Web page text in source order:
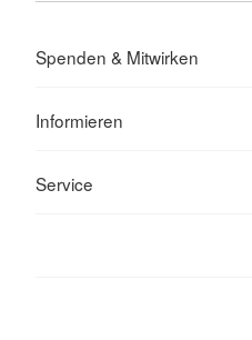
Spenden & Mitwirken
Informieren
Service